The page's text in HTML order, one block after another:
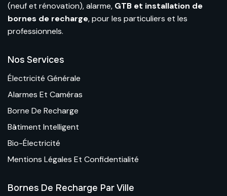
(neuf et rénovation), alarme, GTB et installation de
bornes de recharge, pour les particuliers et les
professionnels.
Nos Services
Électricité Générale
Alarmes Et Caméras
Borne De Recharge
Bâtiment Intelligent
Bio-Électricité
Mentions Légales Et Confidentialité
Bornes De Recharge Par Ville